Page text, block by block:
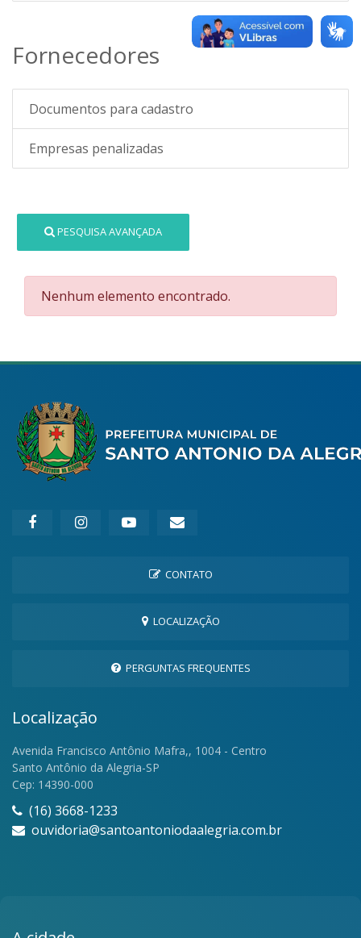
Fornecedores
Documentos para cadastro
Empresas penalizadas
PESQUISA AVANÇADA
Nenhum elemento encontrado.
CONTATO
LOCALIZAÇÃO
PERGUNTAS FREQUENTES
Localização
Avenida Francisco Antônio Mafra,, 1004 - Centro
Santo Antônio da Alegria-SP
Cep: 14390-000
(16) 3668-1233
ouvidoria@santoantoniodaalegria.com.br